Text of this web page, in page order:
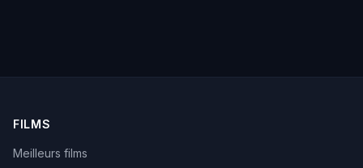
FILMS
Meilleurs films